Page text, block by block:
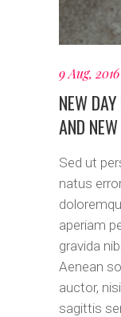
9 Aug, 2016
NEW
AND
Sed ut
natus
aperiam
gravida
Aenean
auctor,
sagittis